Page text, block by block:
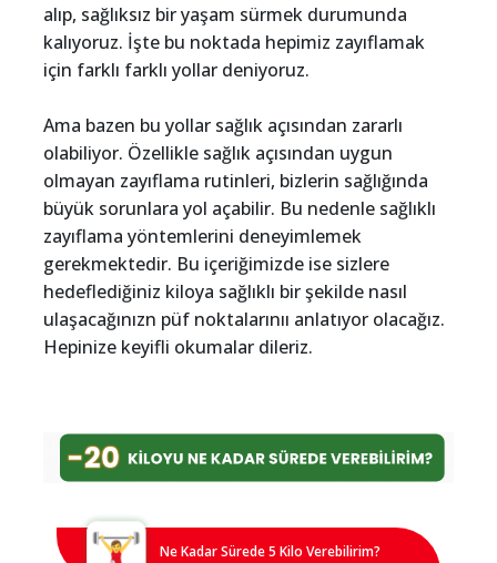
alıp, sağlıksız bir yaşam sürmek durumunda
kalıyoruz. İşte bu noktada hepimiz zayıflamak
için farklı farklı yollar deniyoruz.
Ama bazen bu yollar sağlık açısından zararlı
olabiliyor. Özellikle sağlık açısından uygun
olmayan zayıflama rutinleri, bizlerin sağlığında
büyük sorunlara yol açabilir. Bu nedenle sağlıklı
zayıflama yöntemlerini deneyimlemek
gerekmektedir. Bu içeriğimizde ise sizlere
hedeflediğiniz kiloya sağlıklı bir şekilde nasıl
ulaşacağınızn püf noktalarınıı anlatıyor olacağız.
Hepinize keyifli okumalar dileriz.
Ne Kadar Sürede 5 Kilo Verebilirim?